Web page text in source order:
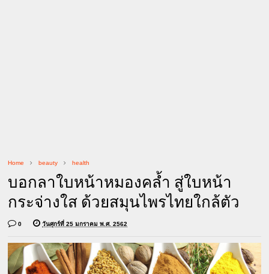
Home beauty health
บอกลาใบหน้าหมองคล้ำ สู่ใบหน้า
กระจ่างใส ด้วยสมุนไพรไทยใกล้ตัว
0 วันศุกร์ที่ 25 มกราคม พ.ศ. 2562